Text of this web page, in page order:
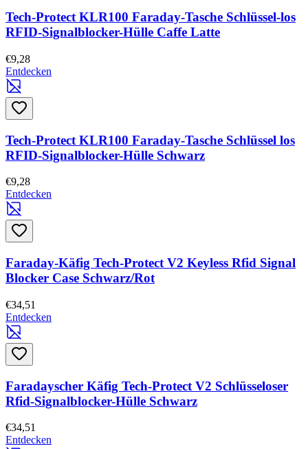
Tech-Protect KLR100 Faraday-Tasche Schlüssel-los
RFID-Signalblocker-Hülle Caffe Latte
€9,28
Entdecken
Tech-Protect KLR100 Faraday-Tasche Schlüssel los
RFID-Signalblocker-Hülle Schwarz
€9,28
Entdecken
Faraday-Käfig Tech-Protect V2 Keyless Rfid Signal
Blocker Case Schwarz/Rot
€34,51
Entdecken
Faradayscher Käfig Tech-Protect V2 Schlüsseloser
Rfid-Signalblocker-Hülle Schwarz
€34,51
Entdecken